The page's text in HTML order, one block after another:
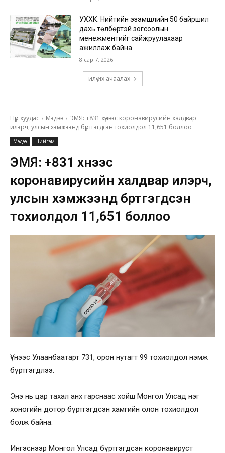
УХХК: Нийтийн эзэмшлийн 50 байршил
дахь төлбөртэй зогсоолын
менежментийг сайжруулахаар
ажиллаж байна
8 сар 7, 2026
илүү их ачаалах